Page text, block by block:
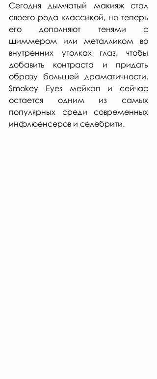
Сегодня дымчатый макияж стал
своего рода классикой, но теперь
его дополняют тенями с
шиммером или металликом во
внутренних уголках глаз, чтобы
добавить контраста и придать
образу большей драматичности.
Smokey Eyes мейкап и сейчас
остается одним из самых
популярных среди современных
инфлюенсеров и селебрити.